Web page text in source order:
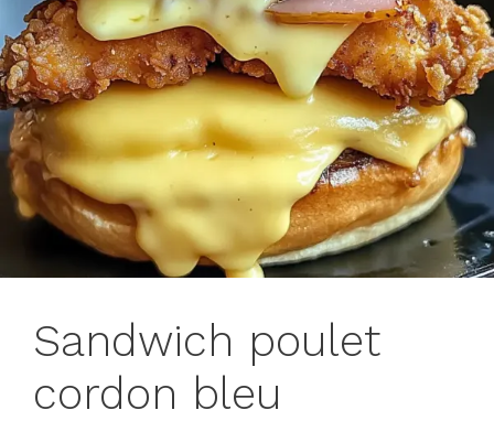
Sandwich poulet
cordon bleu